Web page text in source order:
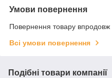
Умови повернення
Повернення товару впродовж
Всі умови повернення
Подібні товари компанії